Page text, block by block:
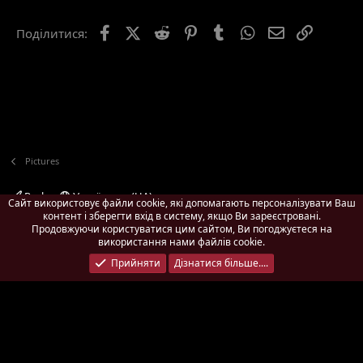
26
Trebuchet MS
Поділитися: FacebookX (Twitter)
Reddit PinterestTumblrWhatsApp
E-mail
Pictures
Pach
Українська (UA)
Зворотній зв'язок
Умови і правила
Політика конфіденційності
Дoпoмoга
Головна
R
S
S
Запитів до БД 10 Час виконання
Сайт використовує файли cookie, які допомагають персоналізувати Ваш
контент і зберегти вхід в систему, якщо Ви зареєстровані.
Продовжуючи користуватися цим сайтом, Ви погоджуєтеся на
використання нами файлів cookie.
Прийняти
Дізнатися більше....